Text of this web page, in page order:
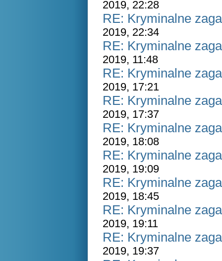
2019, 22:28
RE: Kryminalne
2019, 22:34
RE: Kryminalne
2019, 11:48
RE: Kryminalne
2019, 17:21
RE: Kryminalne
2019, 17:37
RE: Kryminalne
2019, 18:08
RE: Kryminalne
2019, 19:09
RE: Kryminalne
2019, 18:45
RE: Kryminalne
2019, 19:11
RE: Kryminalne
2019, 19:37